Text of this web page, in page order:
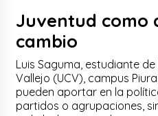
Juventud como
cambio
Luis Saguma, estudiante
Vallejo (UCV), campus
pueden aportar en la
partidos o agrupaciones,